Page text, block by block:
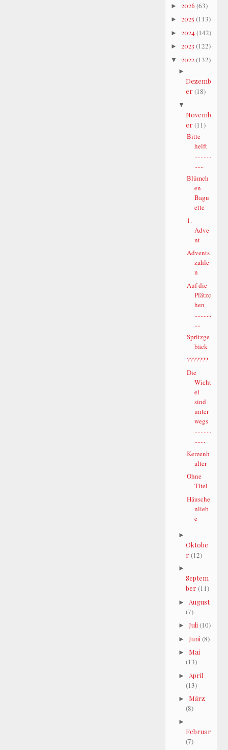
► 2026 (63)
► 2025 (113)
► 2024(142)
► 2023 (122)
▼ 2022(132)
►
Dezemb
er(18)
▼
Novemb
er(11)
Bitte
helft
...........
......
Blümch
en-
Bagu
ette
1.
Adve
nt
Advents
zahle
n
Auf die
Plätzc
hen
...........
....
Spritzge
bäck
???????
Die
Wicht
el
sind
unter
wegs
...........
.......
Kerzenh
alter
Ohne
Titel
Häusche
nlieb
e
►
Oktobe
r(12)
►
Septem
ber(11)
► August
(7)
► Juli (10)
► Juni (8)
► Mai
(13)
► April
(13)
► März
(8)
►
Februar
(7)